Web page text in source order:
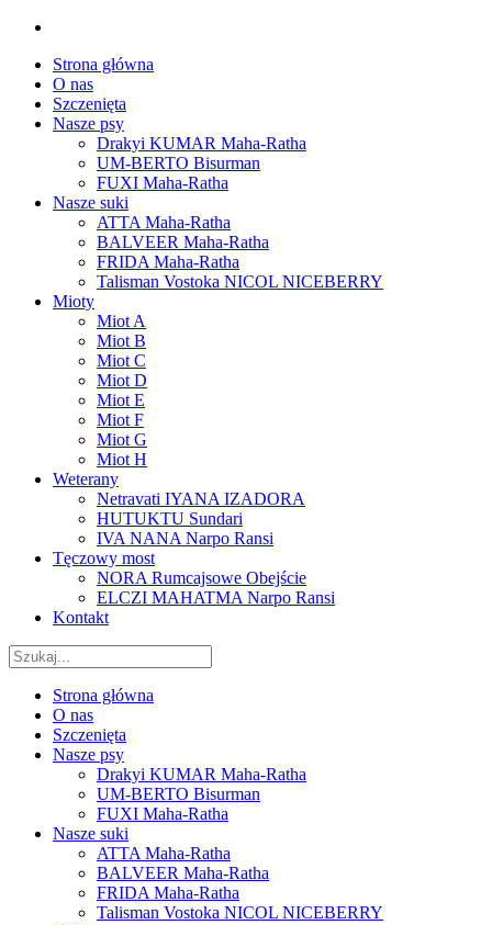
Strona główna
O nas
Szczenięta
Nasze psy
Drakyi KUMAR Maha-Ratha
UM-BERTO Bisurman
FUXI Maha-Ratha
Nasze suki
ATTA Maha-Ratha
BALVEER Maha-Ratha
FRIDA Maha-Ratha
Talisman Vostoka NICOL NICEBERRY
Mioty
Miot A
Miot B
Miot C
Miot D
Miot E
Miot F
Miot G
Miot H
Weterany
Netravati IYANA IZADORA
HUTUKTU Sundari
IVA NANA Narpo Ransi
Tęczowy most
NORA Rumcajsowe Obejście
ELCZI MAHATMA Narpo Ransi
Kontakt
Strona główna
O nas
Szczenięta
Nasze psy
Drakyi KUMAR Maha-Ratha
UM-BERTO Bisurman
FUXI Maha-Ratha
Nasze suki
ATTA Maha-Ratha
BALVEER Maha-Ratha
FRIDA Maha-Ratha
Talisman Vostoka NICOL NICEBERRY